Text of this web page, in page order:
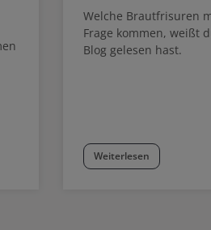
Welche Brautfrisuren
Frage kommen, weißt
Blog gelesen hast.
Weiterlesen